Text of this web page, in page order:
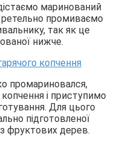
маринований
ретельно промиваємо
так як це
нижче.
промариновался,
і приступимо
Для цього
підготовленої
фруктових дерев.